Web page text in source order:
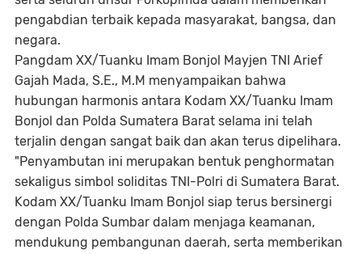
pengabdian terbaik kepada masyarakat, bangsa, dan
negara.
Pangdam XX/Tuanku Imam Bonjol Mayjen TNI Arief
Gajah Mada, S.E., M.M menyampaikan bahwa
hubungan harmonis antara Kodam XX/Tuanku Imam
Bonjol dan Polda Sumatera Barat selama ini telah
terjalin dengan sangat baik dan akan terus dipelihara.
"Penyambutan ini merupakan bentuk penghormatan
sekaligus simbol soliditas TNI-Polri di Sumatera Barat.
Kodam XX/Tuanku Imam Bonjol siap terus bersinergi
dengan Polda Sumbar dalam menjaga keamanan,
mendukung pembangunan daerah, serta memberikan